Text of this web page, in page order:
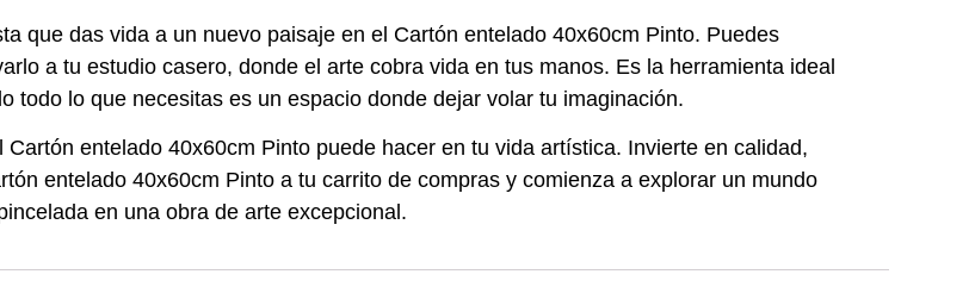
que das vida a un nuevo paisaje en el Cartón entelado 40x60cm Pinto. Puedes
a tu estudio casero, donde el arte cobra vida en tus manos. Es la herramienta ideal
todo lo que necesitas es un espacio donde dejar volar tu imaginación.
entelado 40x60cm Pinto puede hacer en tu vida artística. Invierte en calidad,
entelado 40x60cm Pinto a tu carrito de compras y comienza a explorar un mundo
en una obra de arte excepcional.